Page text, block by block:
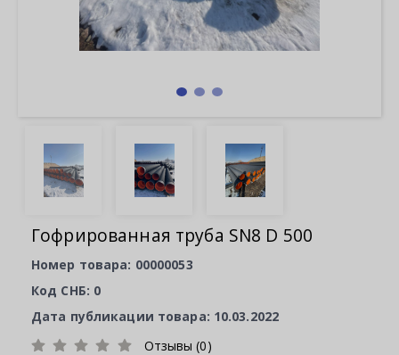
Гофрированная труба SN8 D 500
Номер товара: 00000053
Код СНБ: 0
Дата публикации товара: 10.03.2022
Отзывы (0)